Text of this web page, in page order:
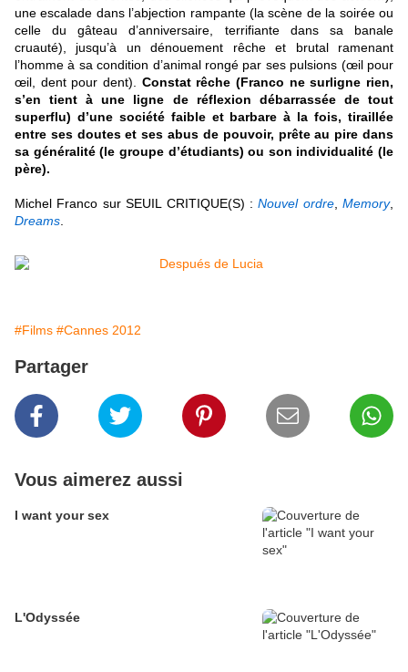
une escalade dans l’abjection rampante (la scène de la soirée ou
celle du gâteau d’anniversaire, terrifiante dans sa banale
cruauté), jusqu’à un dénouement rêche et brutal ramenant
l’homme à sa condition d’animal rongé par ses pulsions (œil pour
œil, dent pour dent). Constat rêche (Franco ne surligne rien,
s’en tient à une ligne de réflexion débarrassée de tout
superflu) d’une société faible et barbare à la fois, tiraillée
entre ses doutes et ses abus de pouvoir, prête au pire dans
sa généralité (le groupe d’étudiants) ou son individualité (le
père).
Michel Franco sur SEUIL CRITIQUE(S) :Nouvel ordre, Memory,
Dreams
#Films #Cannes 2012
Partager
Vous aimerez aussi
I want your sex
L'Odyssée